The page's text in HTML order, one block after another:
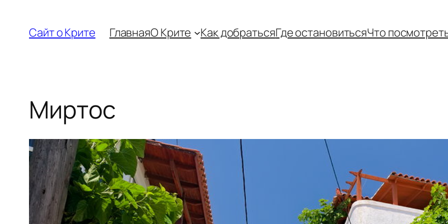
содержимому
Сайт о Крите ГлавнаяО Крите Как добратьсяГде остановитьсяЧто
Миртос